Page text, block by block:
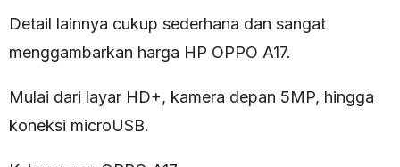
Detail lainnya cukup sederhana dan sangat
menggambarkan harga HP OPPO A17.
Mulai dari layar HD+, kamera depan 5MP, hingga
koneksi microUSB.